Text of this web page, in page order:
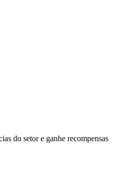
do setor e ganhe recompensas